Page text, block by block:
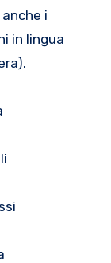
i
in lingua